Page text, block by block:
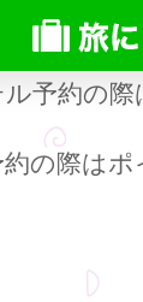
ル予約の
の際は